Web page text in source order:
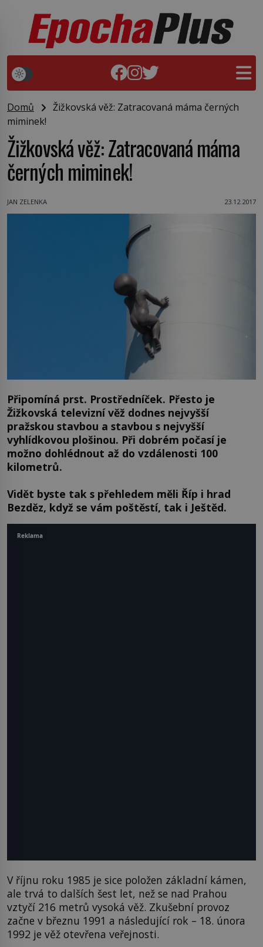
Domů
Žižkovská věž: Zatracovaná máma černých
miminek!
Žižkovská věž: Zatracovaná máma
černých miminek!
JAN ZELENKA 23.12.2017
Připomíná prst. Prostředníček. Přesto je
Žižkovská televizní věž dodnes nejvyšší
pražskou stavbou a stavbou s nejvyšší
vyhlídkovou plošinou. Při dobrém počasí je
možno dohlédnout až do vzdálenosti 100
kilometrů.
Vidět byste tak s přehledem měli Říp i hrad
Bezděz, když se vám poštěstí, tak i Ještěd.
V říjnu roku 1985 je sice položen základní kámen,
ale trvá to dalších šest let, než se nad Prahou
vztyčí 216 metrů vysoká věž. Zkušební provoz
začne v březnu 1991 a následující rok – 18. února
1992 je věž otevřena veřejnosti.
Reklama